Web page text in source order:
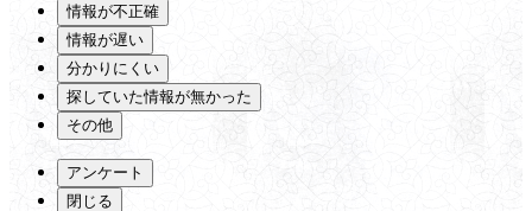
情報が不正確
情報が遅い
分かりにくい
探していた情報が無かった
その他
アンケート
閉じる